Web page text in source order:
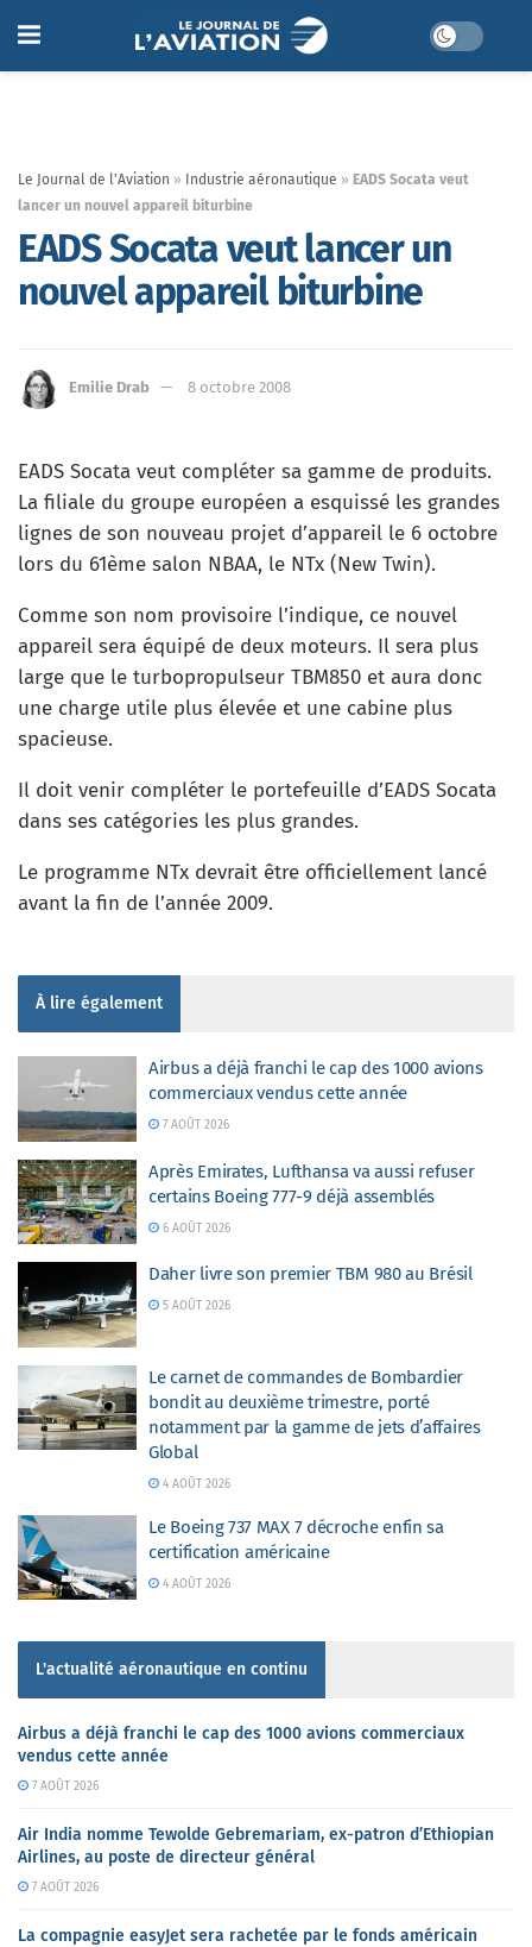
Le Journal de l'Aviation » Industrie aéronautique » EADS Socata veut
lancer un nouvel appareil biturbine
EADS Socata veut lancer un
nouvel appareil biturbine
Emilie Drab 8 octobre 2008
EADS Socata veut compléter sa gamme de produits.
La filiale du groupe européen a esquissé les grandes
lignes de son nouveau projet d’appareil le 6 octobre
lors du 61ème salon NBAA, le NTx (New Twin).
Comme son nom provisoire l’indique, ce nouvel
appareil sera équipé de deux moteurs. Il sera plus
large que le turbopropulseur TBM850 et aura donc
une charge utile plus élevée et une cabine plus
spacieuse.
Il doit venir compléter le portefeuille d’EADS Socata
dans ses catégories les plus grandes.
Le programme NTx devrait être officiellement lancé
avant la fin de l’année 2009.
À lire également
Airbus a déjà franchi le cap des 1000 avions
commerciaux vendus cette année
7 AOÛT 2026
Après Emirates, Lufthansa va aussi refuser
certains Boeing 777-9 déjà assemblés
6 AOÛT 2026
Daher livre son premier TBM 980 au Brésil
5 AOÛT 2026
Le carnet de commandes de Bombardier
bondit au deuxième trimestre, porté
notamment par la gamme de jets d’affaires
Global
4 AOÛT 2026
Le Boeing 737 MAX 7 décroche enfin sa
certification américaine
4 AOÛT 2026
L'actualité aéronautique en continu
Airbus a déjà franchi le cap des 1000 avions commerciaux
vendus cette année
7 AOÛT 2026
Air India nomme Tewolde Gebremariam, ex-patron d’Ethiopian
Airlines, au poste de directeur général
7 AOÛT 2026
La compagnie easyJet sera rachetée par le fonds américain